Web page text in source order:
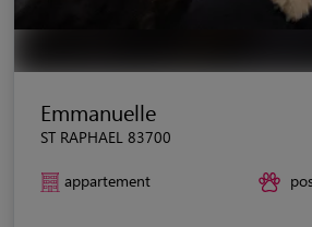
Emmanuelle
ST RAPHAEL 83700
appartement